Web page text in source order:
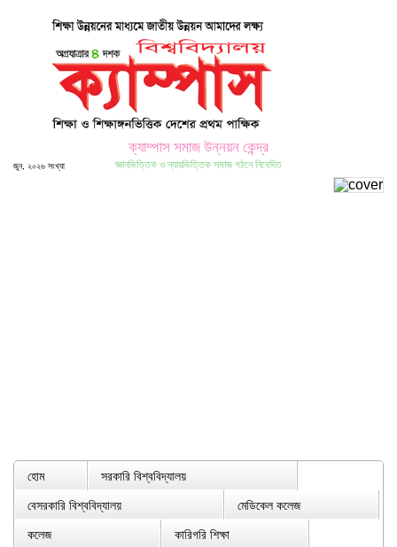
ক্যাম্পাস সমাজ উন্নয়ন কেন্দ্র
জ্ঞানভিত্তিক ও ন্যায়ভিত্তিক সমাজ গঠনে নিবেদিত
জুন, ২০২৬ সংখ্যা
হোম
সরকারি বিশ্ববিদ্যালয়
বেসরকারি বিশ্ববিদ্যালয়
মেডিকেল কলেজ
কলেজ
কারিগরি শিক্ষা